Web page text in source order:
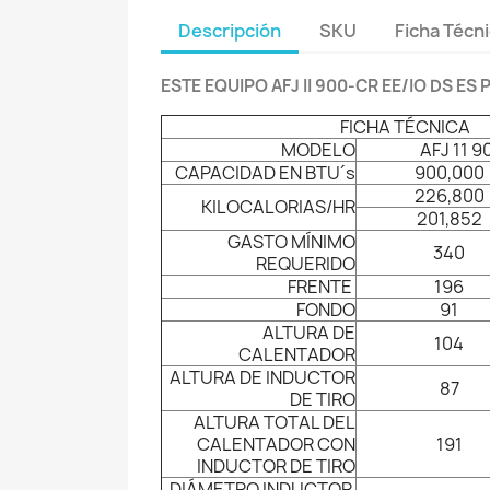
Descripción SKU Ficha
ESTE EQUIPO AFJ II 900-CR EE/IO DS ES
FICHA TÉCNICA
MODELO
AFJ 11
CAPACIDAD EN BTU´s
900,000
KILOCALORIAS/HR
226,800
201,852
GASTO MÍNIMO
REQUERIDO
340
FRENTE
196
FONDO
91
ALTURA DE
CALENTADOR
104
ALTURA DE INDUCTOR
DE TIRO
87
ALTURA TOTAL DEL
CALENTADOR CON
INDUCTOR DE TIRO
191